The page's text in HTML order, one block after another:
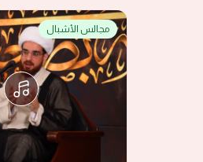
مجالس الأشبال